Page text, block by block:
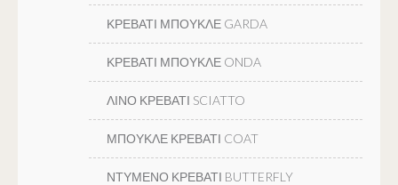
ΚΡΕΒΑΤΙ ΜΠΟΥΚΛΕ GARDA
ΚΡΕΒΑΤΙ ΜΠΟΥΚΛΕ ONDA
ΛΙΝΟ ΚΡΕΒΑΤΙ SCIATTO
ΜΠΟΥΚΛΕ ΚΡΕΒΑΤΙ COAT
ΝΤΥΜΕΝΟ ΚΡΕΒΑΤΙ BUTTERFLY